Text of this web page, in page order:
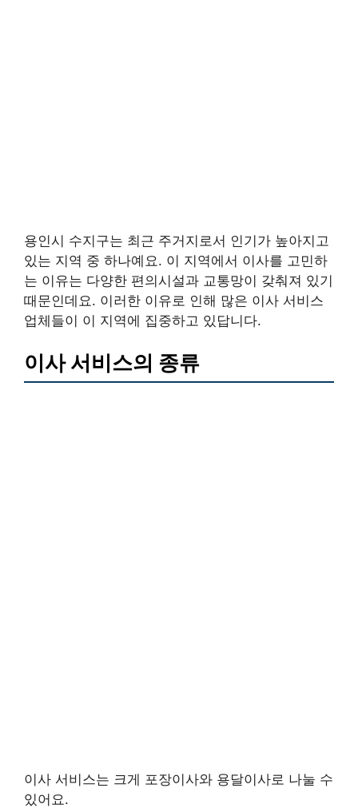
용인시 수지구는 최근 주거지로서 인기가 높아지고
있는 지역 중 하나예요. 이 지역에서 이사를 고민하
는 이유는 다양한 편의시설과 교통망이 갖춰져 있기
때문인데요. 이러한 이유로 인해 많은 이사 서비스
업체들이 이 지역에 집중하고 있답니다.
이사 서비스의 종류
이사 서비스는 크게 포장이사와 용달이사로 나눌 수
있어요.